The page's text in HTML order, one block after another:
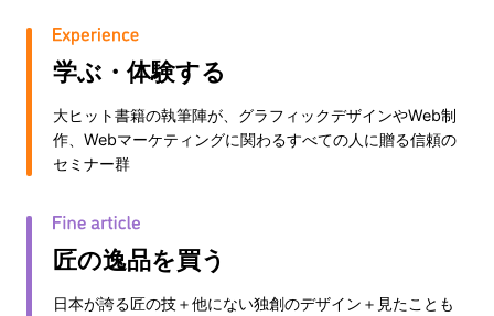
学ぶ・体験する
大ヒット書籍の執筆陣が、グラフィックデザインやWeb制
作、Webマーケティングに関わるすべての人に贈る信頼の
セミナー群
匠の逸品を買う
日本が誇る匠の技＋他にない独創のデザイン＋見たことも